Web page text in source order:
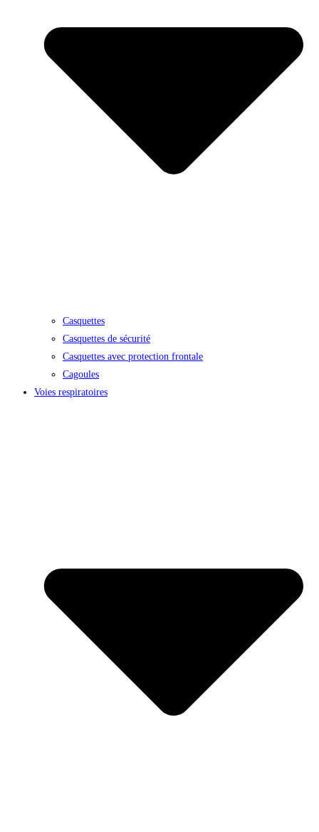
Casquettes
Casquettes de sécurité
Casquettes avec protection frontale
Cagoules
Voies respiratoires